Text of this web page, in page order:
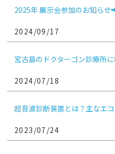
2025年 展示会参加のお知らせ
2024/09/17
宮古島のドクターゴン診療所
2024/07/18
超音波診断装置とは？主なエ
2023/07/24